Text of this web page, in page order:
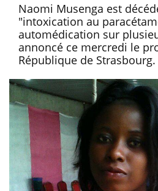
Naomi Musenga est
"intoxication au
automédication sur
annoncé ce mercredi le
République de